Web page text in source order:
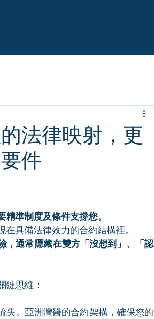
法律映射，更
件
準制度及條件支撐您。
具備法律效力的合約結構裡。
，通常隱藏在雙方「沒想到」、「認
思維：
失。亞洲灣醫的合約架構，確保您的